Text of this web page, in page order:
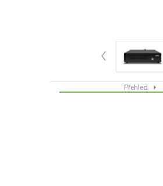
Přehled